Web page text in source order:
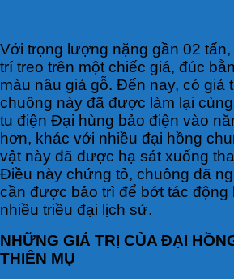
Với trọng lượng nặng gần 02
trí treo trên một chiếc giá, đúc
màu nâu giả gỗ. Đến nay, có giả
chuông này đã được làm lại
tu điện Đại hùng bảo điện vào
hơn, khác với nhiều đại hồng
vật này đã được hạ sát xuống
Điều này chứng tỏ, chuông đã
cần được bảo trì để bớt tác động
nhiều triều đại lịch sử.
NHỮNG GIÁ TRỊ CỦA ĐẠI
THIÊN MỤ